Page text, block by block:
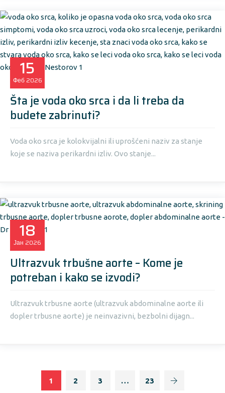
15
Феб 2026
Šta je voda oko srca i da li treba da
budete zabrinuti?
Voda oko srca je kolokvijalni ili uprošćeni naziv za stanje
koje se naziva perikardni izliv. Ovo stanje...
18
Јан 2026
Ultrazvuk trbušne aorte – Kome je
potreban i kako se izvodi?
Ultrazvuk trbusne aorte (ultrazvuk abdominalne aorte ili
dopler trbusne aorte) je neinvazivni, bezbolni dijagn...
1 2 3 … 23